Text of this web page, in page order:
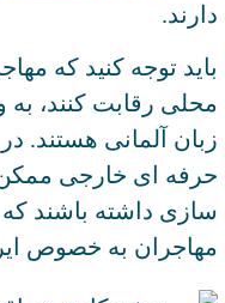
دارند.
باید توجه کنید که
محلی رقابت کنند، به
زبان آلمانی هستند.
حرفه ‌ای خارجی ممکن
سازی داشته باشند
مهاجران به خصوص